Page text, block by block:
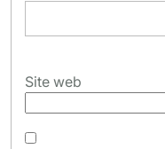
Site web